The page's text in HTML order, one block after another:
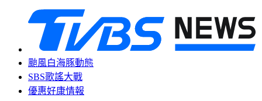
颱風白海豚動態
SBS歌謠大戰
優惠好康情報